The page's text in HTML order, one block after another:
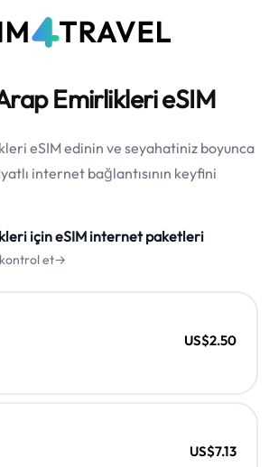
Emirlikleri eSIM
eSIM edinin ve seyahatiniz boyunca
internet bağlantısının keyfini
için eSIM internet paketleri
kontrol et→
US$2.50
US$7.13